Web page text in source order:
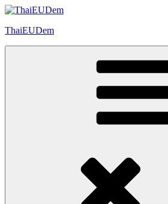
Skip
content
ThaiEUDem